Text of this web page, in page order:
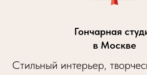
Гончарная
в Москве
Стильный интерьер,